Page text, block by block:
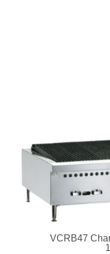
VCRB47